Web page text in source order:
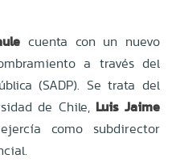
cuenta con un nuevo
a través del
(SADP). Se trata del
de Chile, Luis Jaime
como subdirector